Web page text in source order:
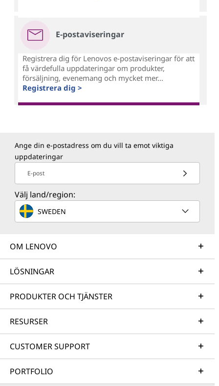
E-postaviseringar
Registrera dig för Lenovos e-postaviseringar för att
få värdefulla uppdateringar om produkter,
försäljning, evenemang och mycket mer...
Registrera dig >
Ange din e-postadress om du vill ta emot viktiga
uppdateringar
E-post
Välj land/region:
SWEDEN
OM LENOVO
LÖSNINGAR
PRODUKTER OCH TJÄNSTER
RESURSER
CUSTOMER SUPPORT
PORTFOLIO